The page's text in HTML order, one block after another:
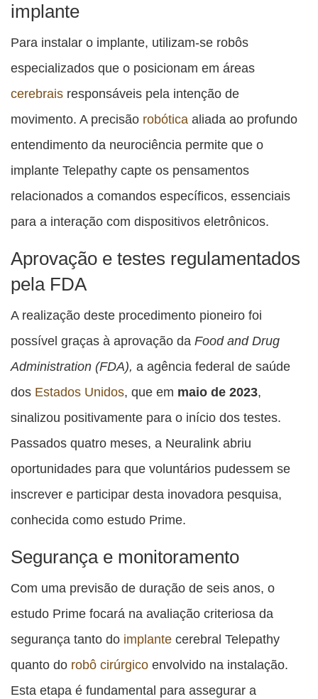
implante
Para instalar o implante, utilizam-se robôs
especializados que o posicionam em áreas
cerebrais responsáveis pela intenção de
movimento. A precisão robótica aliada ao profundo
entendimento da neurociência permite que o
implante Telepathy capte os pensamentos
relacionados a comandos específicos, essenciais
para a interação com dispositivos eletrônicos.
Aprovação e testes regulamentados
pela FDA
A realização deste procedimento pioneiro foi
possível graças à aprovação da Food and Drug
Administration (FDA), a agência federal de saúde
dos Estados Unidos, que em maio de 2023,
sinalizou positivamente para o início dos testes.
Passados quatro meses, a Neuralink abriu
oportunidades para que voluntários pudessem se
inscrever e participar desta inovadora pesquisa,
conhecida como estudo Prime.
Segurança e monitoramento
Com uma previsão de duração de seis anos, o
estudo Prime focará na avaliação criteriosa da
segurança tanto do implante cerebral Telepathy
quanto do robô cirúrgico envolvido na instalação.
Esta etapa é fundamental para assegurar a